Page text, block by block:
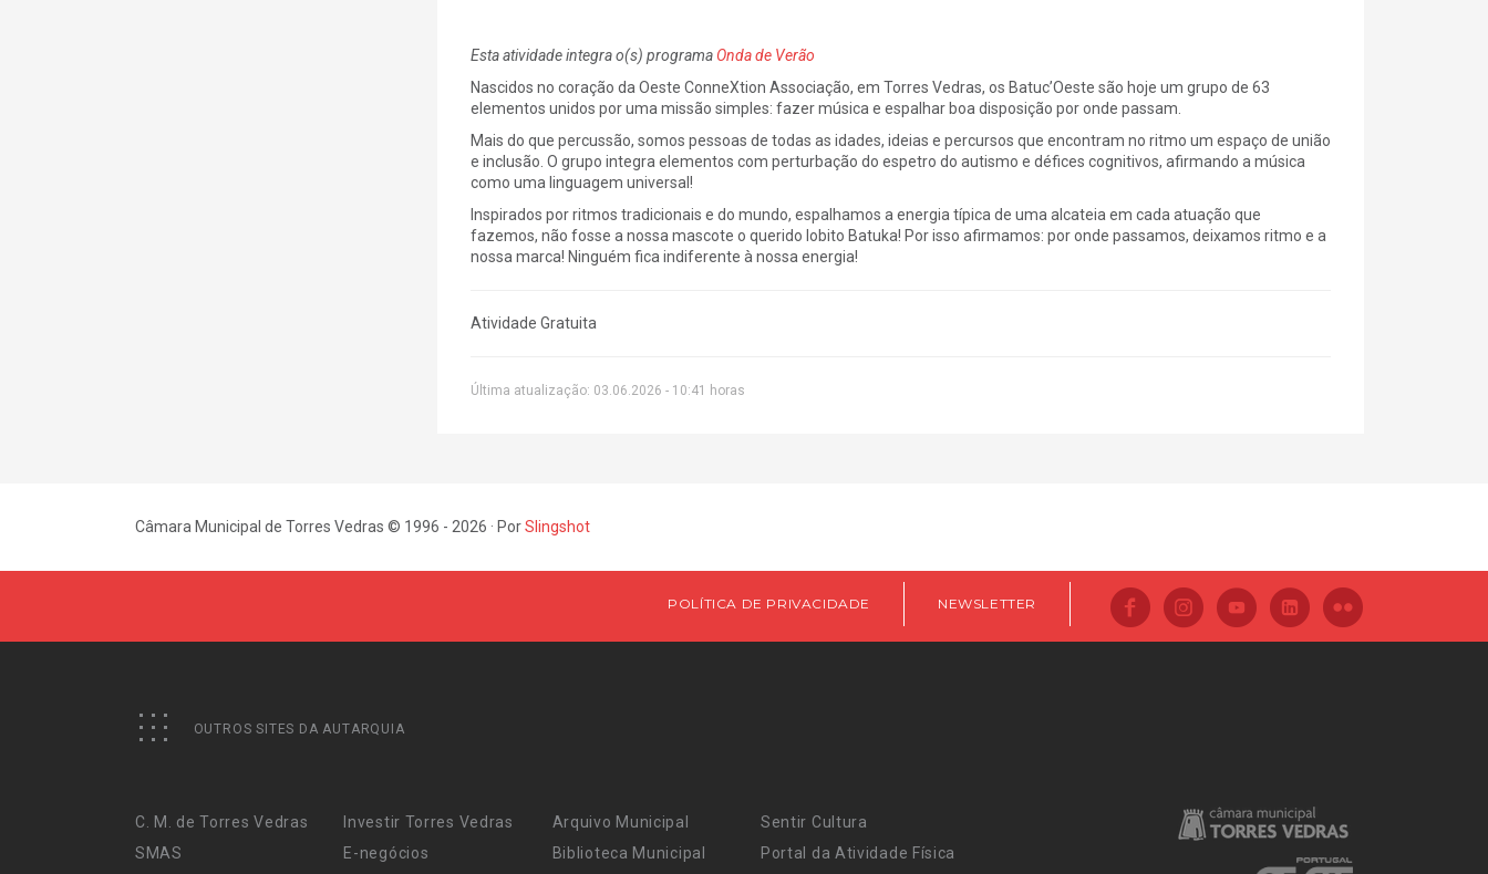
Esta atividade integra o(s) programa Onda de Verão
Nascidos no coração da Oeste ConneXtion Associação, em Torres Vedras, os Batuc’Oeste são hoje um grupo de 63
elementos unidos por uma missão simples: fazer música e espalhar boa disposição por onde passam.
Mais do que percussão, somos pessoas de todas as idades, ideias e percursos que encontram no ritmo um espaço de união
e inclusão. O grupo integra elementos com perturbação do espetro do autismo e défices cognitivos, afirmando a música
como uma linguagem universal!
Inspirados por ritmos tradicionais e do mundo, espalhamos a energia típica de uma alcateia em cada atuação que
fazemos, não fosse a nossa mascote o querido lobito Batuka! Por isso afirmamos: por onde passamos, deixamos ritmo e a
nossa marca! Ninguém fica indiferente à nossa energia!
Atividade Gratuita
Última atualização: 03.06.2026 - 10:41 horas
Câmara Municipal de Torres Vedras © 1996 - 2026 · PorSlingshot
POLÍTICA DE PRIVACIDADE NEWSLETTER
OUTROS SITES DA AUTARQUIA
C. M. de Torres Vedras
SMAS
Investir Torres Vedras
E-negócios
Arquivo Municipal
Biblioteca Municipal
Sentir Cultura
Portal da Atividade Física